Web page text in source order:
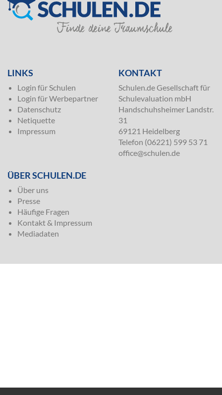
LINKS
Login für Schulen
Login für Werbepartner
Datenschutz
Netiquette
Impressum
KONTAKT
Schulen.de Gesellschaft für
Schulevaluation mbH
Handschuhsheimer Landstr.
31
69121 Heidelberg
Telefon (06221) 599 53 71
office@schulen.de
ÜBER SCHULEN.DE
Über uns
Presse
Häufige Fragen
Kontakt & Impressum
Mediadaten